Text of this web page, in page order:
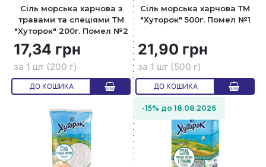
Сіль морська харчова з
травами та спеціями ТМ
"Хуторок" 200г. Помел №2
17,34 грн
за 1 шт (200 г)
ДО КОШИКА
Сiль морська харчова ТМ
"Хуторок" 500г. Помел №1
21,90 грн
за 1 шт (500 г)
ДО КОШИКА
-15% до 18.08.2026